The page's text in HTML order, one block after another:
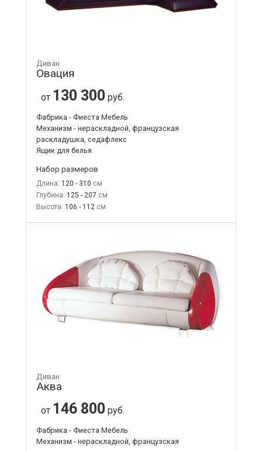
Диван
Овация
от 130 300 руб.
Фабрика - Фиеста Мебель
Механизм - нераскладной, французская
раскладушка, седафлекс
Ящик для белья
Набор размеров
Длина: 120 - 310
Глубина: 125 - 207
Высота: 106 - 112
Диван
Аква
от 146 800 руб.
Фабрика - Фиеста Мебель
Механизм - нераскладной, французская